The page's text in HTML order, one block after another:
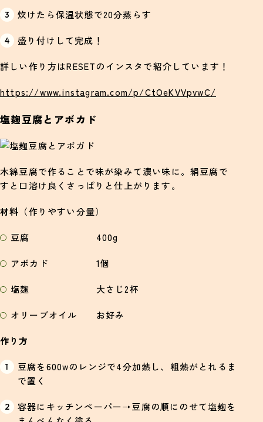
炊けたら保温状態で20分蒸らす
盛り付けして完成！
詳しい作り方はRESETのインスタで紹介しています！
https://www.instagram.com/p/CtOeKVVpvwC/
塩麹豆腐とアボカド
木綿豆腐で作ることで味が染みて濃い味に。絹豆腐で
すと口溶け良くさっぱりと仕上がります。
材料 （作りやすい分量）
豆腐 400g
アボカド 1個
塩麹 大さじ2杯
オリーブオイル お好み
作り方
豆腐を600wのレンジで4分加熱し、粗熱がとれるま
で置く
容器にキッチンペーパー→豆腐の順にのせて塩麹を